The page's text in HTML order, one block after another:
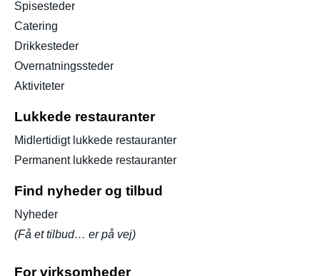
Spisesteder
Catering
Drikkesteder
Overnatningssteder
Aktiviteter
Lukkede restauranter
Midlertidigt lukkede restauranter
Permanent lukkede restauranter
Find nyheder og tilbud
Nyheder
(Få et tilbud… er på vej)
For virksomheder